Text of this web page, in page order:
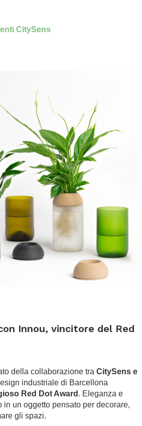
CitySens
Innou, vincitore del Red
della collaborazione tra CitySens e
industriale di Barcellona
Red Dot Award . Eleganza e
un oggetto pensato per decorare,
gli spazi.